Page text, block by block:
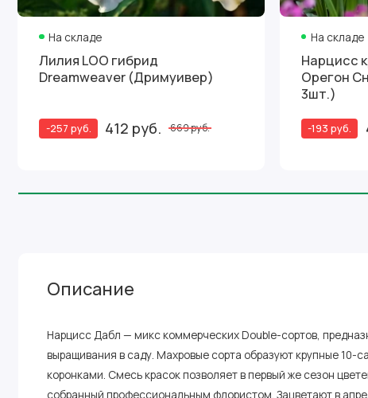
На складе
Лилия LOO гибрид
Dreamweaver (Дримуивер)
-257 руб. 412 руб. 669 руб.
На складе
Нарцисс
Орегон
3шт.)
-193 руб.
Описание
Нарцисс Дабл — микс коммерческих Double-сортов,
выращивания в саду. Махровые сорта образуют крупные
коронками. Смесь красок позволяет в первый же сезон
собранный профессиональным флористом. Зацветают в